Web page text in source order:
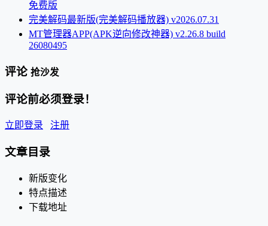
免费版
完美解码最新版(完美解码播放器) v2026.07.31
MT管理器APP(APK逆向修改神器) v2.26.8 build
26080495
评论 抢沙发
评论前必须登录！
立即登录 注册
文章目录
新版变化
特点描述
下载地址